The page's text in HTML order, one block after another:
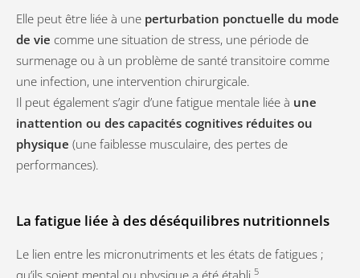
Elle peut être liée à une perturbation ponctuelle du mode
de vie comme une situation de stress, une période de
surmenage ou à un problème de santé transitoire comme
une infection, une intervention chirurgicale.
Il peut également s’agir d’une fatigue mentale liée à une
inattention ou des capacités cognitives réduites ou
physique (une faiblesse musculaire, des pertes de
performances).
La fatigue liée à des déséquilibres nutritionnels
Le lien entre les micronutriments et les états de fatigues ;
qu’ils soient mental ou physique a été établi.5